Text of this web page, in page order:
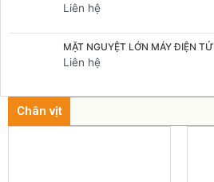
Liên hệ
MẶT NGUYỆT LỚN MÁY ĐIỆN TỬ
Liên hệ
Chân vịt